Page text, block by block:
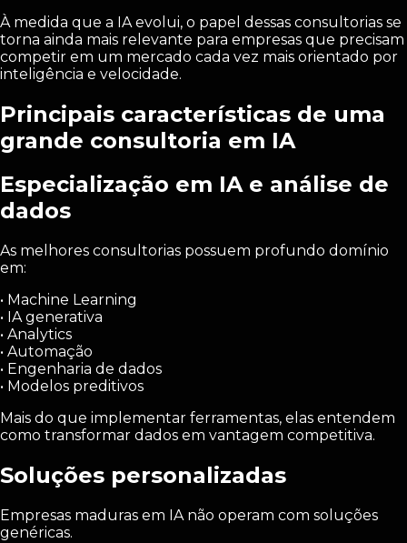
À medida que a IA evolui, o papel dessas consultorias se
torna ainda mais relevante para empresas que precisam
competir em um mercado cada vez mais orientado por
inteligência e velocidade.
Principais características de uma
grande consultoria em IA
Especialização em IA e análise de
dados
As melhores consultorias possuem profundo domínio
em:
• Machine Learning
• IA generativa
• Analytics
• Automação
• Engenharia de dados
• Modelos preditivos
Mais do que implementar ferramentas, elas entendem
como transformar dados em vantagem competitiva.
Soluções personalizadas
Empresas maduras em IA não operam com soluções
genéricas.